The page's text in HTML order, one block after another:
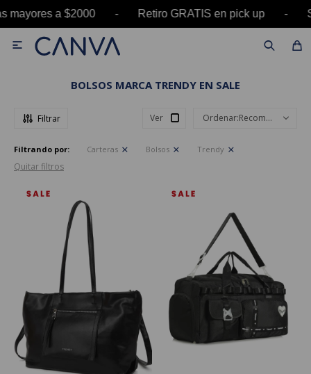
mayores a $2000 - Retiro GRATIS en pick up -

BOLSOS MARCA TRENDY EN SALE
Ver Recomendados
Filtrando por: Carteras Bolsos Trendy
Quitar filtros